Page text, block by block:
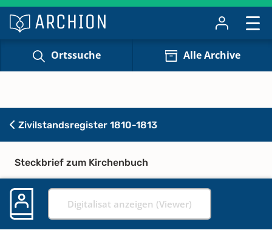
Ortssuche Alle Archive
Zivilstandsregister 1810-1813
Steckbrief zum Kirchenbuch
Digitalisat anzeigen (Viewer)